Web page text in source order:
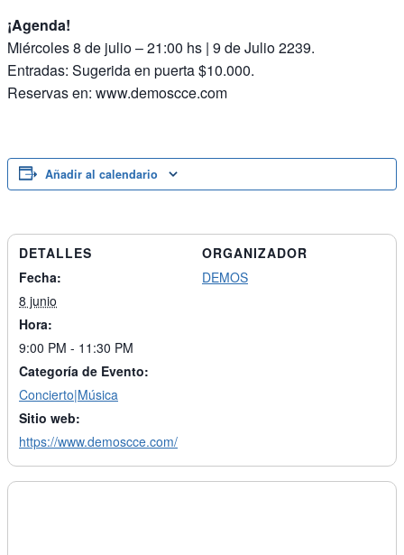
¡Agenda!
Miércoles 8 de julio – 21:00 hs | 9 de Julio 2239.
Entradas: Sugerida en puerta $10.000.
Reservas en: www.demoscce.com
Añadir al calendario
DETALLES
Fecha:
8 junio
Hora:
9:00 PM - 11:30 PM
Categoría de Evento:
Concierto|Música
Sitio web:
https://www.demoscce.com/
ORGANIZADOR
DEMOS